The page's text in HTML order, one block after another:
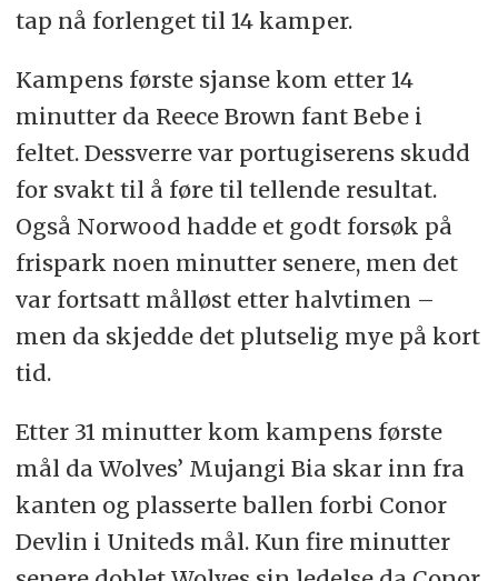
tap nå forlenget til 14 kamper.
Kampens første sjanse kom etter 14
minutter da Reece Brown fant Bebe i
feltet. Dessverre var portugiserens skudd
for svakt til å føre til tellende resultat.
Også Norwood hadde et godt forsøk på
frispark noen minutter senere, men det
var fortsatt målløst etter halvtimen –
men da skjedde det plutselig mye på kort
tid.
Etter 31 minutter kom kampens første
mål da Wolves’ Mujangi Bia skar inn fra
kanten og plasserte ballen forbi Conor
Devlin i Uniteds mål. Kun fire minutter